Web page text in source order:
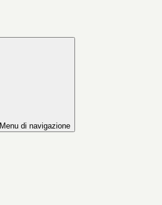
Menu di navigazione